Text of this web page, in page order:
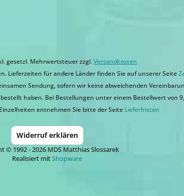
gesetzl. Mehrwertsteuer zzgl.Versandkosten
Lieferzeiten für andere Länder finden Sie auf unserer Seite
Sendung, sofern wir keine abweichenden
haben. Bei Bestellungen unter einem Bestellwert von
entnehmen Sie bitte der Seite Lieferfristen
Widerruf erklären
© 1992 - 2026 MDS Matthias Slossarek
Realisiert mit Shopware